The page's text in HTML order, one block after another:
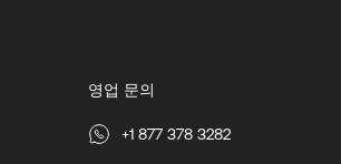
영업 문의
+1 877 378 3282